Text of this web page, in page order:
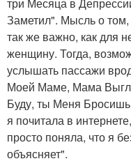
Заметил". Мысль о том,
так же важно, как для
женщину. Тогда,
услышать пассажи
Моей Маме, Мама
Буду, ты Меня Бросишь
я почитала в
просто поняла, что я
объясняет".